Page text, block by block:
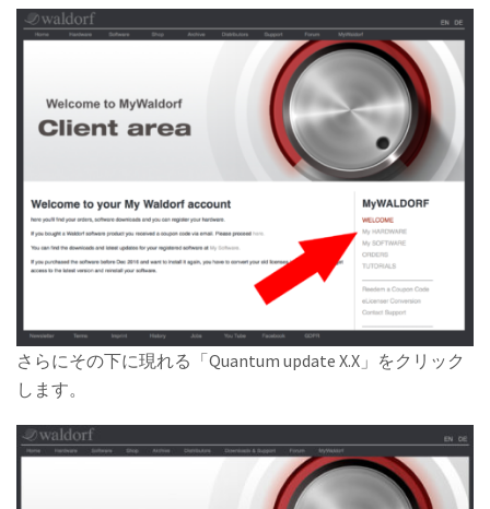
さらにその下に現れる「Quantum update X.X」をクリック
します。